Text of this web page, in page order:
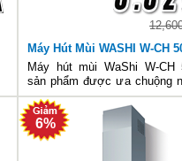
Máy Hút Mùi WASHI W-CH
Máy hút mùi WaShi W-CH
sản phẩm được ưa chuộng
nay
6%